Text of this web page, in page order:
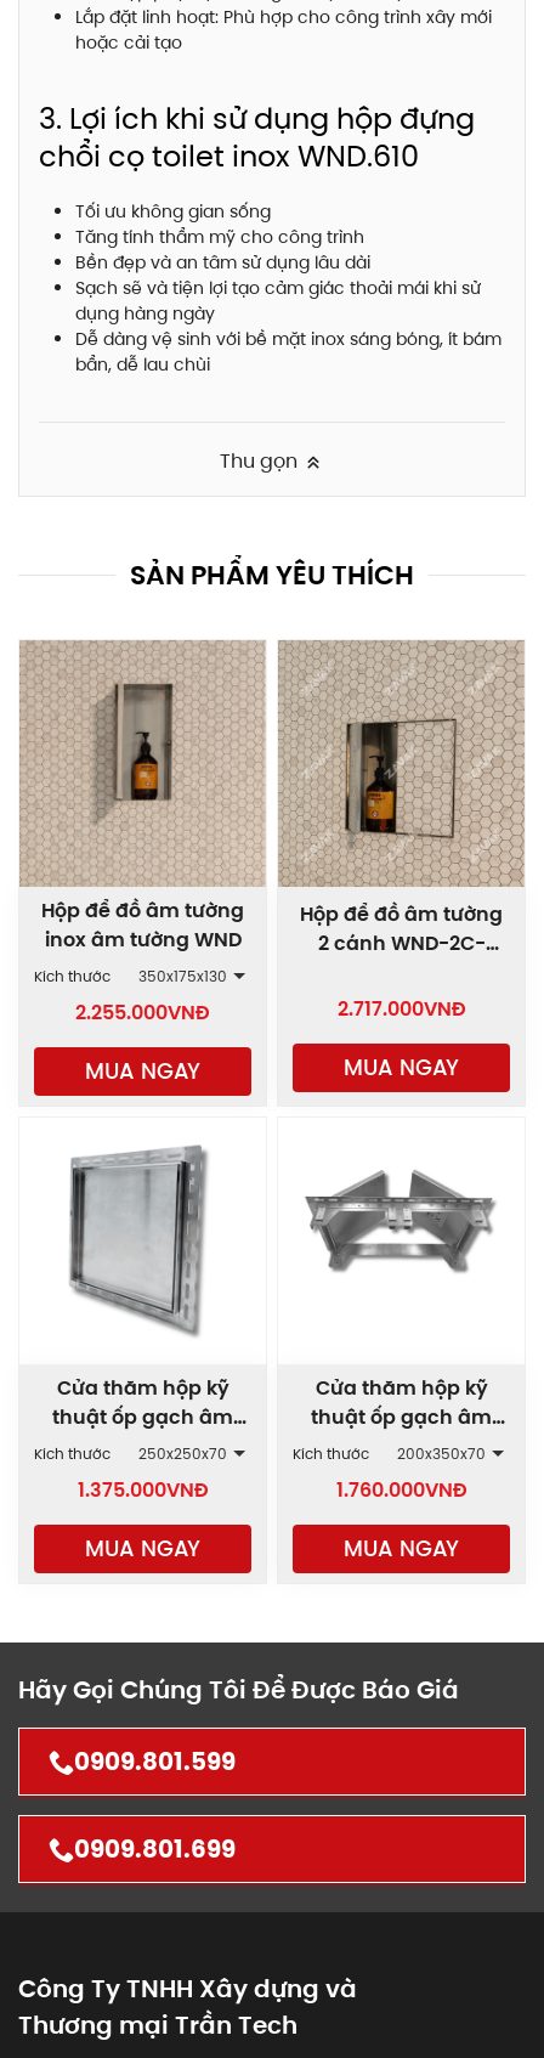
Lắp đặt linh hoạt: Phù hợp cho công trình xây mới
hoặc cải tạo
3. Lợi ích khi sử dụng hộp đựng
chổi cọ toilet inox WND.610
Tối ưu không gian sống
Tăng tính thẩm mỹ cho công trình
Bền đẹp và an tâm sử dụng lâu dài
Sạch sẽ và tiện lợi tạo cảm giác thoải mái khi sử
dụng hàng ngày
Dễ dàng vệ sinh với bề mặt inox sáng bóng, ít bám
bẩn, dễ lau chùi
Thu gọn
SẢN PHẨM YÊU THÍCH
Hộp để đồ âm tường
inox âm tường WND
Kích thước 350x175x130
2.255.000VNĐ
MUA NGAY
Hộp để đồ âm tường
2 cánh WND-2C-
2.717.000VNĐ
MUA NGAY
Cửa thăm hộp kỹ
thuật ốp gạch âm
tường 1 cánh AWD-1C
Kích thước 250x250x70
1.375.000VNĐ
MUA NGAY
Cửa thăm hộp kỹ
thuật ốp gạch âm
tường 2 cánh AWD-
2C
Kích thước 200x350x70
1.760.000VNĐ
MUA NGAY
Hãy Gọi Chúng Tôi Để Được Báo Giá
0909.801.599
0909.801.699
Công Ty TNHH Xây dựng và
Thương mại Trần Tech